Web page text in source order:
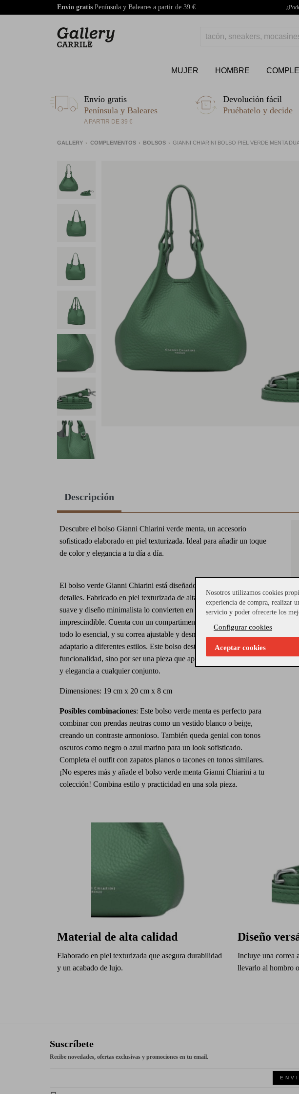
Envio gratis Península y Baleares a partir de 39 €
MUJER HOMBRE
Envío gratis
Península y Baleares
A PARTIR DE 39 €
Devolución fácil
Pruébatelo y decide
GALLERY COMPLEMENTOS BOLSOS GIANNI CHIARINI BOLSO PIEL VERDE MENTA
Descripción
Descubre el bolso Gianni Chiarini verde menta, un accesorio
sofisticado elaborado en piel texturizada. Ideal para añadir un toque
de color y elegancia a tu día a día.
El bolso verde Gianni Chiarini está diseñado para las amantes de los
detalles. Fabricado en piel texturizada de alta calidad, su acabado
suave y diseño minimalista lo convierten en un accesorio
imprescindible. Cuenta con un compartimento amplio para llevar
todo lo esencial, y su correa ajustable y desmontable permite
adaptarlo a diferentes estilos. Este bolso destaca no solo por su
funcionalidad, sino por ser una pieza que aporta un toque de frescura
y elegancia a cualquier conjunto.
Dimensiones: 19 cm x 20 cm x 8 cm
Posibles combinaciones: Este bolso verde menta es perfecto para
combinar con prendas neutras como un vestido blanco o beige,
creando un contraste armonioso. También queda genial con tonos
oscuros como negro o azul marino para un look sofisticado.
Completa el outfit con zapatos planos o tacones en tonos similares.
¡No esperes más y añade el bolso verde menta Gianni Chiarini a tu
colección! Combina estilo y practicidad en una sola pieza.
Material de alta calidad
Elaborado en piel texturizada que asegura durabilidad
y un acabado de lujo.
Diseño
Incluye una correa
llevarlo al hombro
Suscríbete
Recibe novedades, ofertas exclusivas y promociones en tu email.
Nosotros utilizamos cookies
experiencia de compra, realizar
servicio y poder ofrecerte los
Configurar cookies
Aceptar cookies